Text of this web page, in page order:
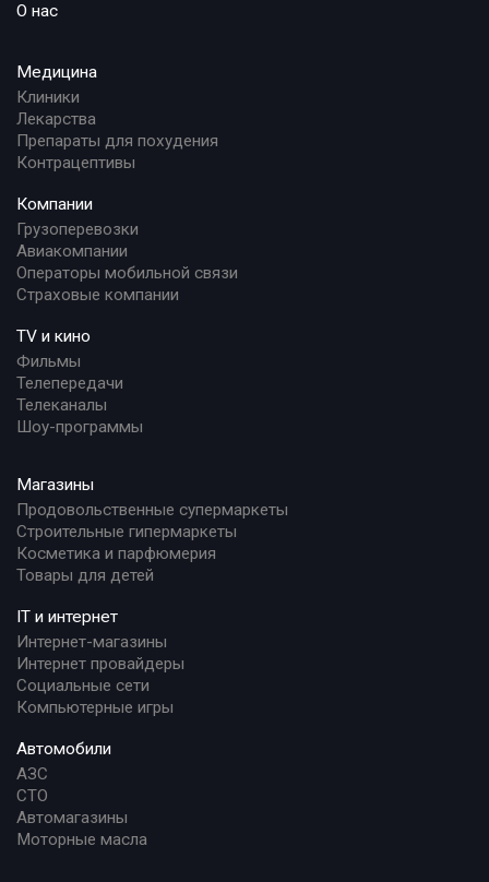
О нас
Медицина
Клиники
Лекарства
Препараты для похудения
Контрацептивы
Компании
Грузоперевозки
Авиакомпании
Операторы мобильной связи
Страховые компании
TV и кино
Фильмы
Телепередачи
Телеканалы
Шоу-программы
Магазины
Продовольственные супермаркеты
Строительные гипермаркеты
Косметика и парфюмерия
Товары для детей
IT и интернет
Интернет-магазины
Интернет провайдеры
Социальные сети
Компьютерные игры
Автомобили
АЗС
СТО
Автомагазины
Моторные масла